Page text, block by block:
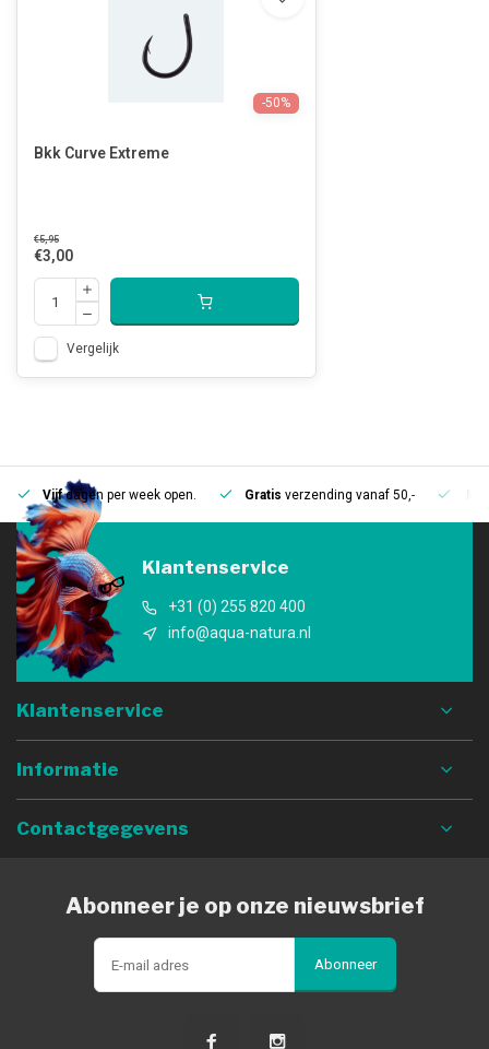
-50%
Bkk Curve Extreme
€5,95
€3,00
Vergelijk
Vijfdagen per week open. Gratis verzending vanaf 50,-
Klantenservice
+31 (0) 255 820 400
info@aqua-natura.nl
Klantenservice
Informatie
Contactgegevens
Abonneer je op onze nieuwsbrief
Abonneer